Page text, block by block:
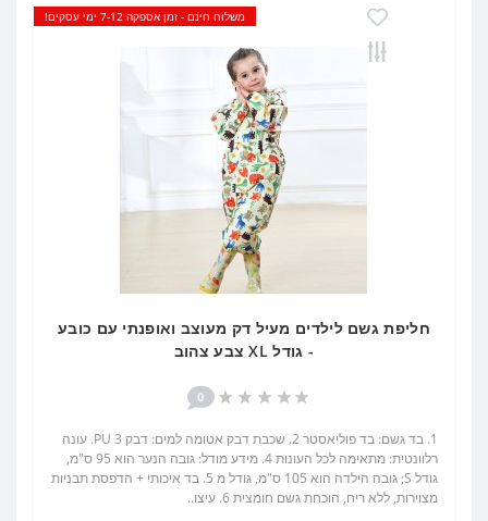
משלוח חינם - זמן אספקה 7-12 ימי עסקים!
חליפת גשם לילדים מעיל דק מעוצב ואופנתי עם כובע
- גודל XL צבע צהוב
0
1. בד גשם: בד פוליאסטר 2. שכבת דבק אטומה למים: דבק PU 3. עונה
רלוונטית: מתאימה לכל העונות 4. מידע מודל: גובה הנער הוא 95 ס"מ,
גודל S; גובה הילדה הוא 105 ס"מ, גודל מ 5. בד איכותי + הדפסת תבניות
מצוירות, ללא ריח, הוכחת גשם חומצית 6. עיצו..